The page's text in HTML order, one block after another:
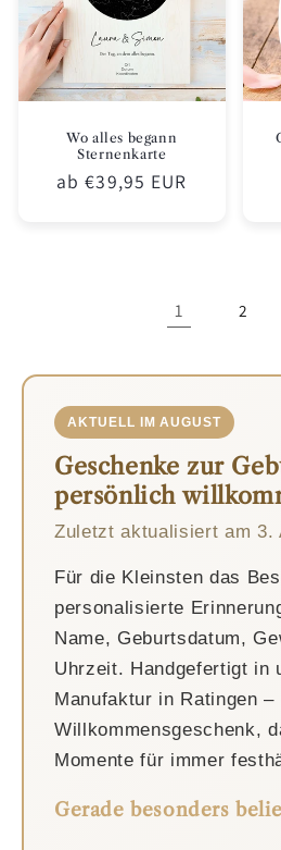
Wo alles begann
Sternenkarte
Normaler
ab €39,95 EUR
1 2
AKTUELL IM AUGUST
Geschenke zur
persönlich
Zuletzt aktualisiert am 3.
Für die Kleinsten das
personalisierte
Name, Geburtsdatum,
Uhrzeit. Handgefertigt in
Manufaktur in Ratingen –
Willkommensgeschenk,
Momente für immer
Gerade besonders